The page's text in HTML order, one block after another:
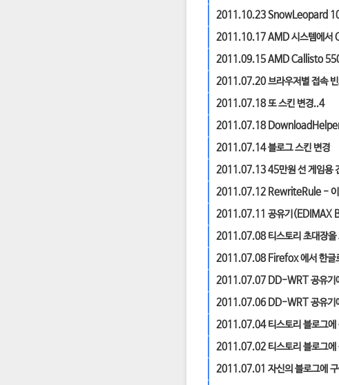
2011.10.23SnowLeopard
2011.10.17AMD 시스템에서
2011.09.15AMD Callisto
2011.07.20브라우저별 접속
2011.07.18또 스킨 변경..4
2011.07.18DownloadHelper
2011.07.14블로그 스킨 변경
2011.07.1345만원 선 게임용
2011.07.12 RewriteRule - 이
2011.07.11 공유기(EDIMAX
2011.07.08티스토리 초대장
2011.07.08Firefox 에서 한글
2011.07.07 DD-WRT 공유기
2011.07.06DD-WRT 공유기
2011.07.04티스토리 블로그
2011.07.02 티스토리 블로그
2011.07.01 자신의 블로그에